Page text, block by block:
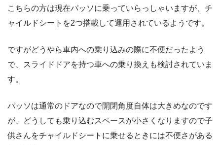
こちらの方は現在パッソに乗っていらっしゃいますが、チ
ャイルドシートを2つ搭載して運用されているようです。
ですがどうやら車内への乗り込みの際に不便だったよう
で、スライドドアを持つ車への乗り換えも検討されていま
す。
パッソは通常のドアなので開閉角度自体は大きめなのです
が、どうしても乗り込むスペースが小さくなりますので子
供さんをチャイルドシートに乗せるときには不便さがある